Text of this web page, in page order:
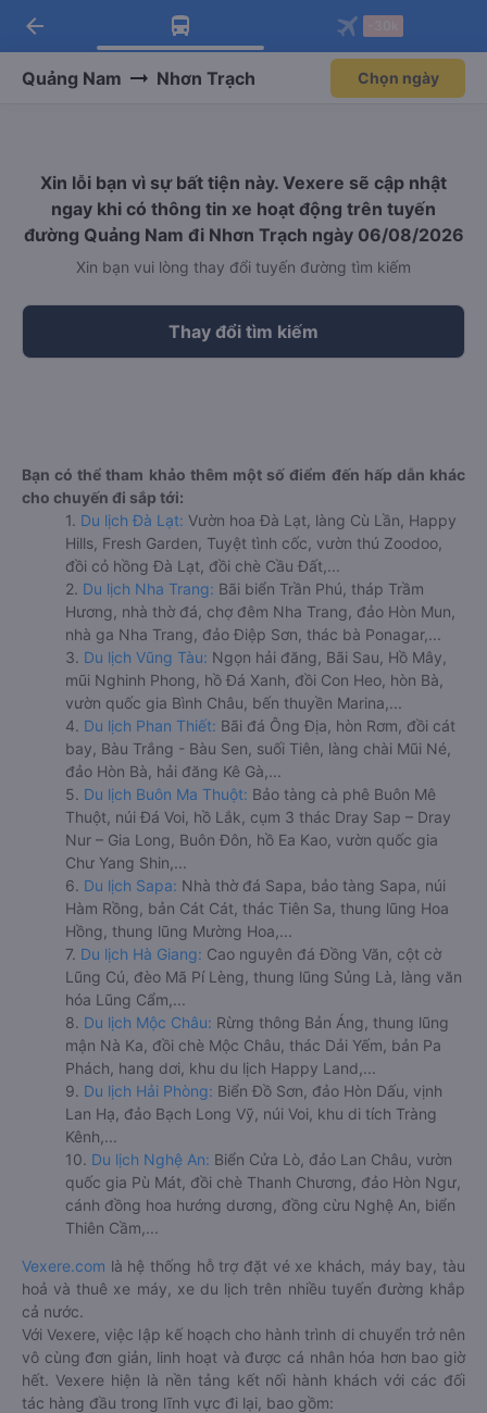
Tải app Vexere ngay!
Nhận ưu đãi thành viên độc
Mở app
Tải app Vexere
-30k/ghế khi đặt vé máy bay qua
Mở app
arrow_back
Quảng Nam Nhơn Trạch Chọn ngày
Xin lỗi bạn vì sự bất tiện này. Vexere sẽ cập nhật
ngay khi có thông tin xe hoạt động trên tuyến
đường Quảng Nam đi Nhơn Trạch ngày 06/08/2026
Xin bạn vui lòng thay đổi tuyến đường tìm kiếm
Thay đổi tìm kiếm
Bạn có thể tham khảo thêm một số điểm đến hấp dẫn khác
cho chuyến đi sắp tới:
1. Du lịch Đà Lạt: Vườn hoa Đà Lạt, làng Cù Lần, Happy
Hills, Fresh Garden, Tuyệt tình cốc, vườn thú Zoodoo,
đồi cỏ hồng Đà Lạt, đồi chè Cầu Đất,...
2. Du lịch Nha Trang: Bãi biển Trần Phú, tháp Trầm
Hương, nhà thờ đá, chợ đêm Nha Trang, đảo Hòn Mun,
nhà ga Nha Trang, đảo Điệp Sơn, thác bà Ponagar,...
3. Du lịch Vũng Tàu: Ngọn hải đăng, Bãi Sau, Hồ Mây,
mũi Nghinh Phong, hồ Đá Xanh, đồi Con Heo, hòn Bà,
vườn quốc gia Bình Châu, bến thuyền Marina,...
4. Du lịch Phan Thiết: Bãi đá Ông Địa, hòn Rơm, đồi cát
bay, Bàu Trắng - Bàu Sen, suối Tiên, làng chài Mũi Né,
đảo Hòn Bà, hải đăng Kê Gà,...
5. Du lịch Buôn Ma Thuột: Bảo tàng cà phê Buôn Mê
Thuột, núi Đá Voi, hồ Lắk, cụm 3 thác Dray Sap – Dray
Nur – Gia Long, Buôn Đôn, hồ Ea Kao, vườn quốc gia
Chư Yang Shin,...
6. Du lịch Sapa: Nhà thờ đá Sapa, bảo tàng Sapa, núi
Hàm Rồng, bản Cát Cát, thác Tiên Sa, thung lũng Hoa
Hồng, thung lũng Mường Hoa,...
7. Du lịch Hà Giang: Cao nguyên đá Đồng Văn, cột cờ
Lũng Cú, đèo Mã Pí Lèng, thung lũng Sủng Là, làng văn
hóa Lũng Cẩm,...
8. Du lịch Mộc Châu: Rừng thông Bản Áng, thung lũng
mận Nà Ka, đồi chè Mộc Châu, thác Dải Yếm, bản Pa
Phách, hang dơi, khu du lịch Happy Land,...
9. Du lịch Hải Phòng: Biển Đồ Sơn, đảo Hòn Dấu, vịnh
Lan Hạ, đảo Bạch Long Vỹ, núi Voi, khu di tích Tràng
Kênh,...
10. Du lịch Nghệ An: Biển Cửa Lò, đảo Lan Châu, vườn
quốc gia Pù Mát, đồi chè Thanh Chương, đảo Hòn Ngư,
cánh đồng hoa hướng dương, đồng cừu Nghệ An, biển
Thiên Cầm,...
Vexere.com là hệ thống hỗ trợ đặt vé xe khách, máy bay, tàu
hoả và thuê xe máy, xe du lịch trên nhiều tuyến đường khắp
cả nước.
Với Vexere, việc lập kế hoạch cho hành trình di chuyển trở nên
vô cùng đơn giản, linh hoạt và được cá nhân hóa hơn bao giờ
hết. Vexere hiện là nền tảng kết nối hành khách với các đối
tác hàng đầu trong lĩnh vực đi lại, bao gồm: